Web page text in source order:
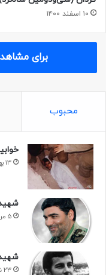
۱۰ اسفند ۱۴۰۰
برای
محبوب
۱۳ بهمن ۱۳۹۹
۵ مرداد ۱۴۰۱
۲۳ شهریور ۱۳۹۸